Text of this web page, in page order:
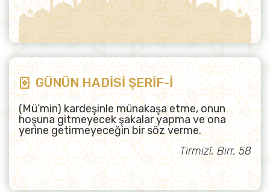
GÜNÜN HADİSİ ŞERİF-İ
(Mü’min) kardeşinle münakaşa etme, onun
hoşuna gitmeyecek şakalar yapma ve ona
yerine getirmeyeceğin bir söz verme.
Tirmizî, Birr, 58